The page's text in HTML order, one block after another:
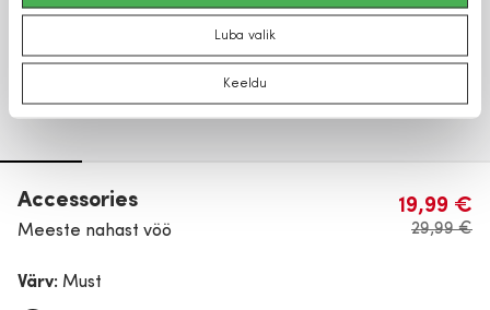
Luba valik
Keeldu
Accessories
Meeste nahast vöö
19,99 €
29,99 €
Värv: Must